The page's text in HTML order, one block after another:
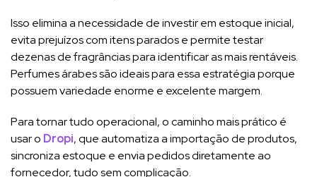
Isso elimina a necessidade de investir em estoque inicial,
evita prejuízos com itens parados e permite testar
dezenas de fragrâncias para identificar as mais rentáveis.
Perfumes árabes são ideais para essa estratégia porque
possuem variedade enorme e excelente margem.
Para tornar tudo operacional, o caminho mais prático é
usar o Dropi, que automatiza a importação de produtos,
sincroniza estoque e envia pedidos diretamente ao
fornecedor, tudo sem complicação.